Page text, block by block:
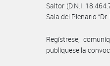
Saltor (D.N.I.
Sala del Plenario
Regístrese,
publíquese la